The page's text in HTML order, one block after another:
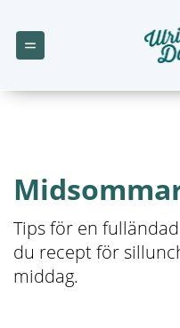
Tips för en
du recept för
middag.